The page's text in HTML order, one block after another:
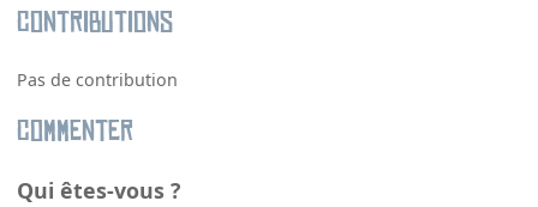
Contributions
Pas de contribution
Commenter
Qui êtes-vous ?